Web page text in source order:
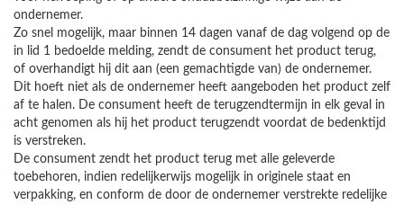
ondernemer.
Zo snel mogelijk, maar binnen 14 dagen vanaf de dag volgend op de
in lid 1 bedoelde melding, zendt de consument het product terug,
of overhandigt hij dit aan (een gemachtigde van) de ondernemer.
Dit hoeft niet als de ondernemer heeft aangeboden het product zelf
af te halen. De consument heeft de terugzendtermijn in elk geval in
acht genomen als hij het product terugzendt voordat de bedenktijd
is verstreken.
De consument zendt het product terug met alle geleverde
toebehoren, indien redelijkerwijs mogelijk in originele staat en
verpakking, en conform de door de ondernemer verstrekte redelijke